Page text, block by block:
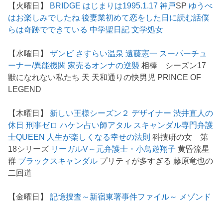
【火曜日】 BRIDGE はじまりは1995.1.17 神戸SP ゆうべ
はお楽しみでしたね 後妻業初めて恋をした日に読む話僕
らは奇跡でできている 中学聖日記 文学処女
【水曜日】ザンビ さすらい温泉 遠藤憲一 スーパーチュ
ーナー/異能機関 家売るオンナの逆襲 相棒 シーズン17
獣になれない私たち 天 天和通りの快男児 PRINCE OF
LEGEND
【木曜日】 新しい王様シーズン２ デザイナー 渋井直人の
休日 刑事ゼロ ハケン占い師アタル スキャンダル専門弁護
士QUEEN 人生が楽しくなる幸せの法則 科捜研の女 第
18シリーズ リーガルV～元弁護士・小鳥遊翔子 黄昏流星
群 ブラックスキャンダル プリティが多すぎる 藤原竜也の
二回道
【金曜日】記憶捜査～新宿東署事件ファイル～
メゾンド